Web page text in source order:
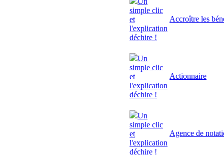
simple clic
et
l'explication
déchire !
Accroître les
Un
simple clic
et
l'explication
déchire !
Actionnaire
Un
simple clic
et
l'explication
déchire !
Agence de